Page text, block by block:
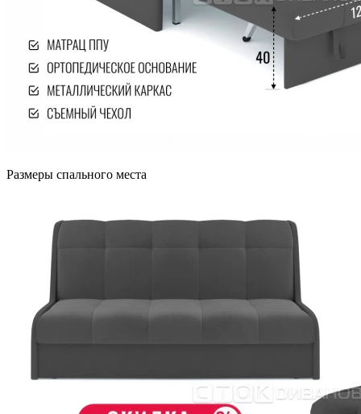
Размеры спального места